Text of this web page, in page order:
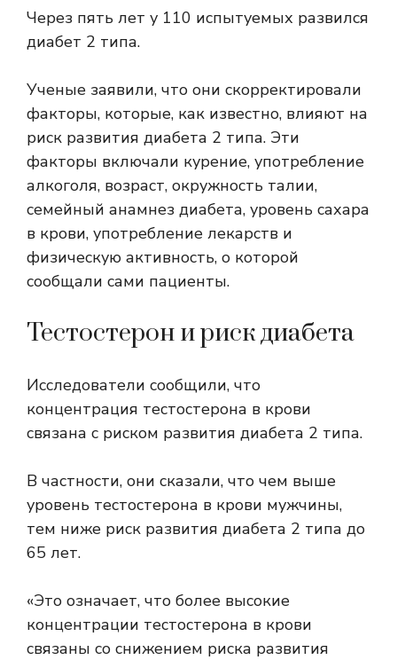
Через пять лет у 110 испытуемых развился
диабет 2 типа.
Ученые заявили, что они скорректировали
факторы, которые, как известно, влияют на
риск развития диабета 2 типа. Эти
факторы включали курение, употребление
алкоголя, возраст, окружность талии,
семейный анамнез диабета, уровень сахара
в крови, употребление лекарств и
физическую активность, о которой
сообщали сами пациенты.
Тестостерон и риск диабета
Исследователи сообщили, что
концентрация тестостерона в крови
связана с риском развития диабета 2 типа.
В частности, они сказали, что чем выше
уровень тестостерона в крови мужчины,
тем ниже риск развития диабета 2 типа до
65 лет.
«Это означает, что более высокие
концентрации тестостерона в крови
связаны со снижением риска развития